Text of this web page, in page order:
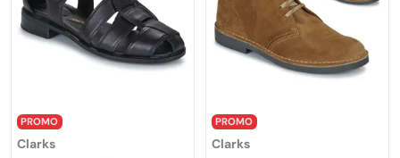
PROMO
Clarks
PROMO
Clarks